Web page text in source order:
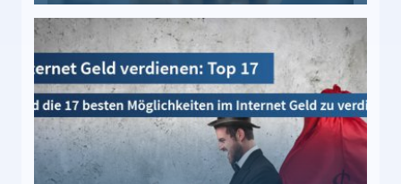
besten Möglichkeiten